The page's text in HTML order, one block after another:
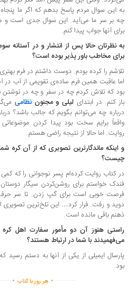
این سوال مردم پاسخ بدهم که اگر ما پنجاه سال
بر سر ما می‌آید. این سوال جدی است و من
آنها جواب پیدا کنم.
نظرتان حالا پس از انتشار و در آستانه سومین
مخاطب باور پذیر بوده است؟
را کرده بودم. دوست داشتم در فرم بهتری کار را
عاقبت همین فرم ساده‌ی تقویمی از آب در آمد. سفر
که تلاش کردم چه در سفر و چه در نوشتن با
کنم. در ابتدایلیلی و مجنون نظامی می‌گوید من
چه می‌توانم بگویم که جالب باشد؟ درباره
برایم سخت بود پیدا کردن موضوعاتی که
اما حالا از نتیجه راضی هستم.
ماندگارترین تصویری که از آن کره شمالی
کتاب روایت کرده‌ام پسر نوجوانی را که کمی
خواستم برای روشن‌کردن سیگار دوستان. آن
خوبی است برای گپ زدن. تا سر حرف را
و رفت. فرار کرد… این تلخ‌ترین تصویری است
باقی مانده است.
هنوز آن دو مأمور سفارت اهل کره
با شما در ارتباط هستند؟
ایمیلی از یکی از آنها به دستم رسید که
...............
. هر روز با کتاب .
..............